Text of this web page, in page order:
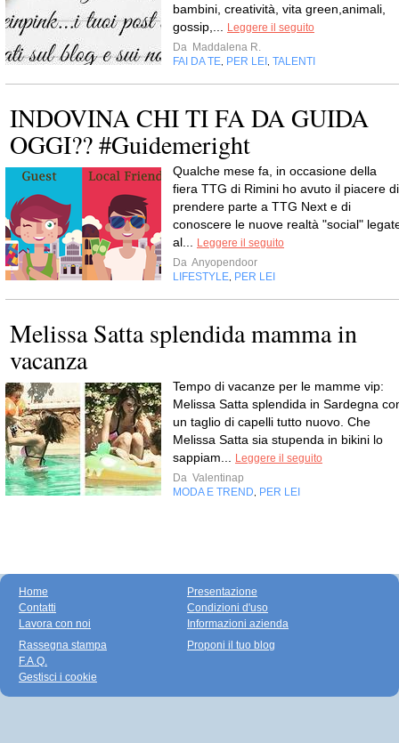
bambini, creatività, vita green,animali,
gossip,...
Leggere il seguito
Da Maddalena R.
FAI DA TE PER LEI TALENTI
INDOVINA CHI TI FA DA GUIDA
OGGI?? #Guidemeright
Qualche mese fa, in occasione della
fiera TTG di Rimini ho avuto il piacere di
prendere parte a TTG Next e di
conoscere le nuove realtà "social"
al...
Leggere il seguito
Da Anyopendoor
LIFESTYLE PER LEI
Melissa Satta splendida mamma in
vacanza
Tempo di vacanze per le mamme vip:
Melissa Satta splendida in Sardegna
un taglio di capelli tutto nuovo. Che
Melissa Satta sia stupenda in bikini lo
sappiam...
Leggere il seguito
Da Valentinap
MODA E TREND
PER LEI
Home
Contatti
Lavora con noi
Presentazione
Condizioni d'uso
Informazioni azienda
Rassegna stampa
F.A.Q.
Gestisci i cookie
Proponi il tuo blog